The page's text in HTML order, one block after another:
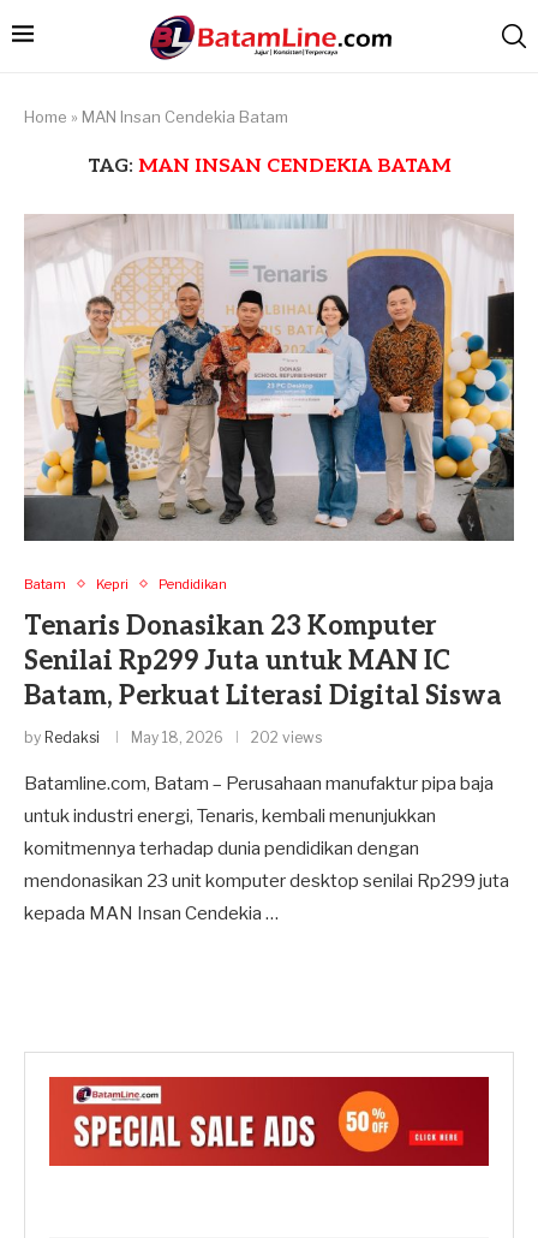
Home » MAN Insan Cendekia Batam
TAG: MAN INSAN CENDEKIA BATAM
Batam Kepri Pendidikan
Tenaris Donasikan 23 Komputer
Senilai Rp299 Juta untuk MAN IC
Batam, Perkuat Literasi Digital Siswa
by Redaksi May 18, 2026 202 views
Batamline.com, Batam – Perusahaan manufaktur pipa baja
untuk industri energi, Tenaris, kembali menunjukkan
komitmennya terhadap dunia pendidikan dengan
mendonasikan 23 unit komputer desktop senilai Rp299 juta
kepada MAN Insan Cendekia …